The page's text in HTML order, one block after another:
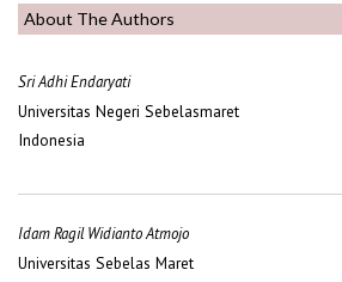
About The Authors
Sri Adhi Endaryati
Universitas Negeri Sebelasmaret
Indonesia
Idam Ragil Widianto Atmojo
Universitas Sebelas Maret